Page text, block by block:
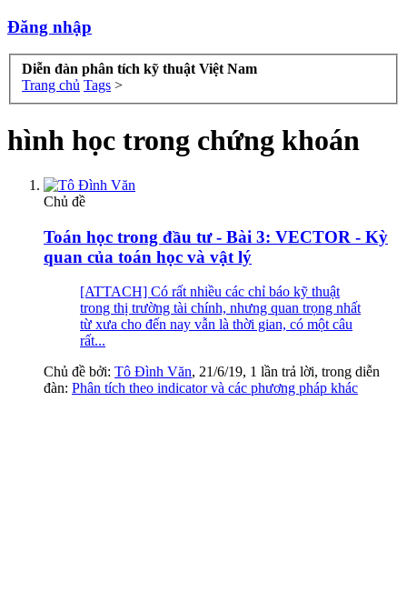
Đăng nhập
Diễn đàn phân tích kỹ thuật Việt Nam
Trang chủ Tags >
hình học trong chứng khoán
Chủ đề
Toán học trong đầu tư - Bài 3: VECTOR - Kỳ
quan của toán học và vật lý
[ATTACH] Có rất nhiều các chỉ báo kỹ thuật
trong thị trường tài chính, nhưng quan trọng nhất
từ xưa cho đến nay vẫn là thời gian, có một câu
rất...
Chủ đề bởi: Tô Đình Văn, 21/6/19, 1 lần trả lời, trong diễn
đàn: Phân tích theo indicator và các phương pháp khác